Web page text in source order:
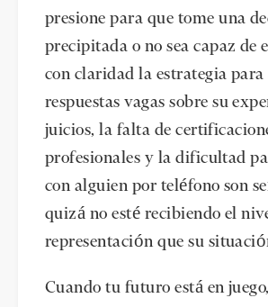
presione para que tome una
precipitada o no sea capaz de
con claridad la estrategia para
respuestas vagas sobre su
juicios, la falta de
profesionales y la dificultad
con alguien por teléfono son
quizá no esté recibiendo el
representación que su
Cuando tu futuro está en